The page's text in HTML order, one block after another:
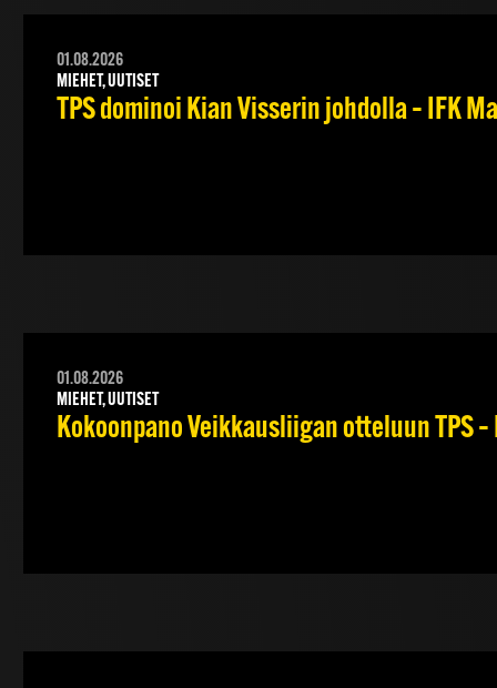
01.08.2026
MIEHET, UUTISET
TPS dominoi Kian Visserin johdolla – IFK
01.08.2026
MIEHET, UUTISET
Kokoonpano Veikkausliigan otteluun TPS